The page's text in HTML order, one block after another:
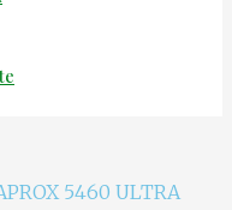
5460 ULTRA